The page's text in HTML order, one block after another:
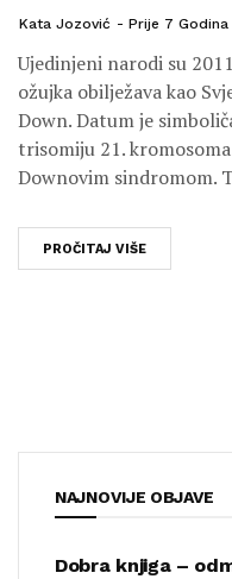
Kata Jozović Prije 7 Godina
Ujedinjeni narodi su
ožujka obilježava kao
Down. Datum je
trisomiju 21.
Downovim sindromom.
PROČITAJ VIŠE
NAJNOVIJE OBJAVE
Dobra knjiga –